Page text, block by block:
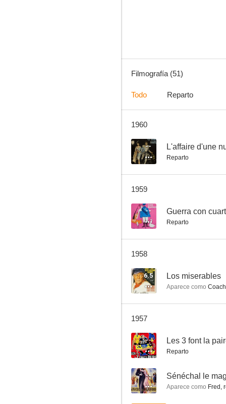
--
--
Filmografía (51)
Todo Reparto
1960
-- L'affaire d'une
Reparto
1959
-- Guerra con
Reparto
1958
6.5 Los miserables
Aparece como
1957
-- Les 3 font la
Reparto
-- Sénéchal le
Aparece como Fred,